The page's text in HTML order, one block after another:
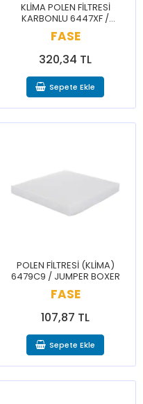
KLİMA POLEN FİLTRESİ
KARBONLU 6447XF /
BERLİNGO C4 C5 JUMPY DS5
DS7 3008 TRAVELLER
PARTNER RİFTER
FASE
320,34 TL
Sepete Ekle
POLEN FİLTRESİ (KLİMA)
6479C9 / JUMPER BOXER
FASE
107,87 TL
Sepete Ekle